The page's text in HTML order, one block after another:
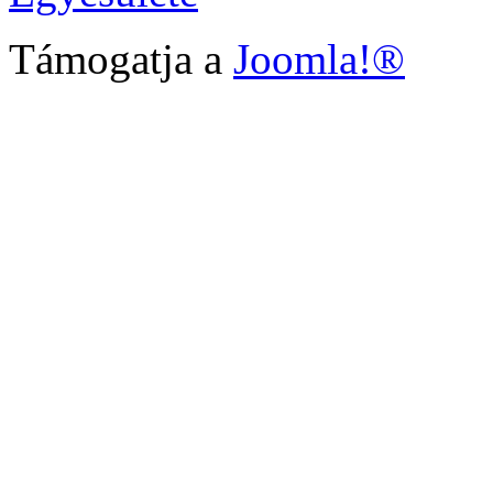
Támogatja a Joomla!®